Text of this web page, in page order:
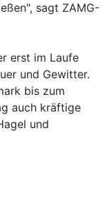
sagt ZAMG-
erst im Laufe
und Gewitter.
bis zum
auch kräftige
und